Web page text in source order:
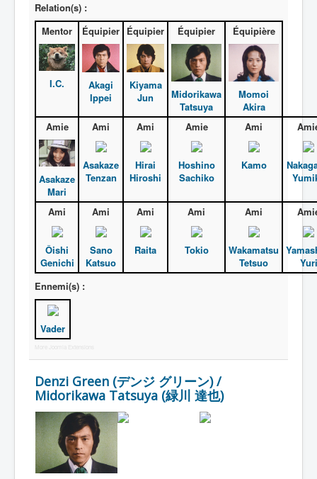
Chronologie
Références
Fanservice
Entourage
Vader
Autres
Déguisements
Généralités
Membres
Denzispark
Accessoires
Armes
Pouvoirs
Attaques
Relation(s) :
Mentor
I.C.
Équipier
Akagi
Ippei
Équipier
Kiyama
Jun
Équipier
Midorikawa
Tatsuya
Équipière
Momoi
Akira
Amie
Asakaze
Mari
Ami
Asakaze
Tenzan
Ami
Hirai
Hiroshi
Amie
Hoshino
Sachiko
Ami
Kamo
Ami
Ôishi
Genichi
Ami
Sano
Katsuo
Ami
Raita
Ami
Tokio
Ami
Wakamatsu
Tetsuo
Yuri
Ennemi(s) :
Vader
More Joomla Extensions
Denzi Green (デンジ グリーン) /
Midorikawa Tatsuya (緑川 達也)